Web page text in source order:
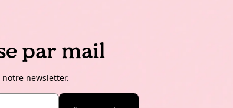
par mail
newsletter.